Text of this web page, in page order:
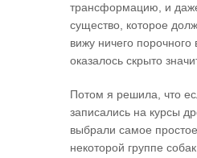
трансформацию, и
существо, которое
вижу ничего
оказалось скрыто
Потом я решила, что
записались на курсы
выбрали самое
некоторой группе